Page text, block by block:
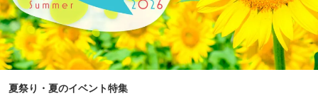
夏祭り・夏のイベント特集